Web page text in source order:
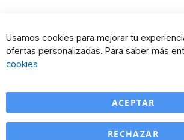
Usamos cookies para mejorar tu
ofertas personalizadas. Para saber más
cookies
ACEPTAR
RECHAZAR